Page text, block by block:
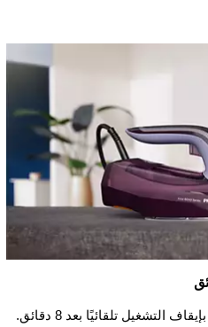
التشغيل تلقائيًا بعد 8 دقائق.